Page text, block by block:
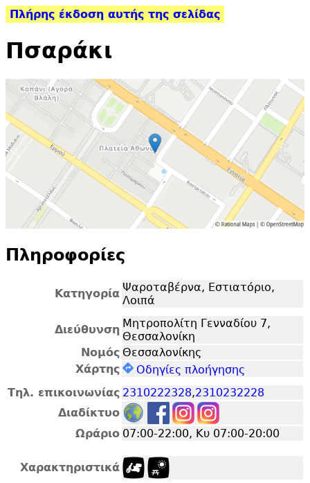
Πλήρης έκδοση αυτής της σελίδας
Πσαράκι
Πληροφορίες
Κατηγορία Ψαροταβέρνα, Εστιατόριο,
Λοιπά
Διεύθυνση Μητροπολίτη Γενναδίου 7,
Θεσσαλονίκη
Νομός Θεσσαλονίκης
Χάρτης
Οδηγίες πλοήγησης
Τηλ. επικοινωνίας 2310222328,2310232228
Διαδίκτυο
Ωράριο 07:00-22:00, Κυ 07:00-20:00
Χαρακτηριστικά